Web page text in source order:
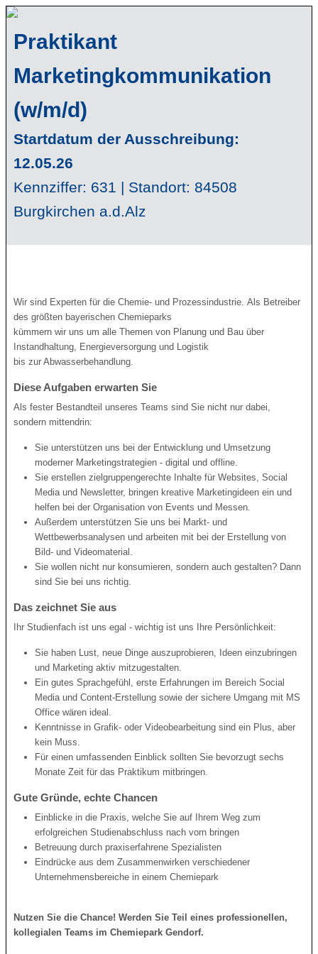
Praktikant
Marketingkommunikation
(w/m/d)
Startdatum der Ausschreibung:
12.05.26
Kennziffer: 631 | Standort: 84508
Burgkirchen a.d.Alz
Wir sind Experten für die Chemie- und Prozessindustrie. Als Betreiber
des größten bayerischen Chemieparks
kümmern wir uns um alle Themen von Planung und Bau über
Instandhaltung, Energieversorgung und Logistik
bis zur Abwasserbehandlung.
Diese Aufgaben erwarten Sie
Als fester Bestandteil unseres Teams sind Sie nicht nur dabei,
sondern mittendrin:
Sie unterstützen uns bei der Entwicklung und Umsetzung
moderner Marketingstrategien - digital und offline.
Sie erstellen zielgruppengerechte Inhalte für Websites, Social
Media und Newsletter, bringen kreative Marketingideen ein und
helfen bei der Organisation von Events und Messen.
Außerdem unterstützen Sie uns bei Markt- und
Wettbewerbsanalysen und arbeiten mit bei der Erstellung von
Bild- und Videomaterial.
Sie wollen nicht nur konsumieren, sondern auch gestalten? Dann
sind Sie bei uns richtig.
Das zeichnet Sie aus
Ihr Studienfach ist uns egal - wichtig ist uns Ihre Persönlichkeit:
Sie haben Lust, neue Dinge auszuprobieren, Ideen einzubringen
und Marketing aktiv mitzugestalten.
Ein gutes Sprachgefühl, erste Erfahrungen im Bereich Social
Media und Content-Erstellung sowie der sichere Umgang mit MS
Office wären ideal.
Kenntnisse in Grafik- oder Videobearbeitung sind ein Plus, aber
kein Muss.
Für einen umfassenden Einblick sollten Sie bevorzugt sechs
Monate Zeit für das Praktikum mitbringen.
Gute Gründe, echte Chancen
Einblicke in die Praxis, welche Sie auf Ihrem Weg zum
erfolgreichen Studienabschluss nach vorn bringen
Betreuung durch praxiserfahrene Spezialisten
Eindrücke aus dem Zusammenwirken verschiedener
Unternehmensbereiche in einem Chemiepark
Nutzen Sie die Chance! Werden Sie Teil eines professionellen,
kollegialen Teams im Chemiepark Gendorf.